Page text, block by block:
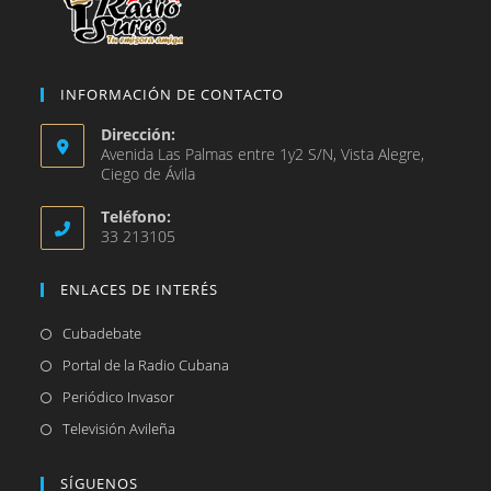
INFORMACIÓN DE CONTACTO
Dirección:
Avenida Las Palmas entre 1y2 S/N, Vista Alegre,
Ciego de Ávila
Teléfono:
33 213105
ENLACES DE INTERÉS
CubadebateSe
abre
nueva
Portal de la Radio Cubana
Periódico InvasorSe
abre
Televisión Avileña
SÍGUENOS